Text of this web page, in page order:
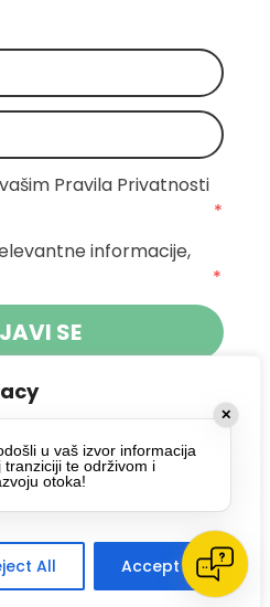
your browsing experience,
and analyze our
you consent to our use
All Accept All
Pravila Privatnosti
*
informacije,
*
SE
suglasnost za
Otoka te se
privatnosti.
✕
u vaš izvor informacija
tranziciji te održivom i
otoka!